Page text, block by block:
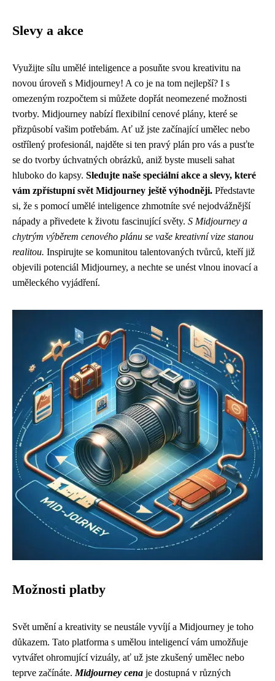
Slevy a akce
Využijte sílu umělé inteligence a posuňte svou kreativitu na
novou úroveň s Midjourney! A co je na tom nejlepší? I s
omezeným rozpočtem si můžete dopřát neomezené možnosti
tvorby. Midjourney nabízí flexibilní cenové plány, které se
přizpůsobí vašim potřebám. Ať už jste začínající umělec nebo
ostřílený profesionál, najděte si ten pravý plán pro vás a pusťte
se do tvorby úchvatných obrázků, aniž byste museli sahat
hluboko do kapsy. Sledujte naše speciální akce a slevy, které
vám zpřístupní svět Midjourney ještě výhodněji. Představte
si, že s pomocí umělé inteligence zhmotníte své nejodvážnější
nápady a přivedete k životu fascinující světy. S Midjourney a
chytrým výběrem cenového plánu se vaše kreativní vize stanou
realitou. Inspirujte se komunitou talentovaných tvůrců, kteří již
objevili potenciál Midjourney, a nechte se unést vlnou inovací a
uměleckého vyjádření.
Možnosti platby
Svět umění a kreativity se neustále vyvíjí a Midjourney je toho
důkazem. Tato platforma s umělou inteligencí vám umožňuje
vytvářet ohromující vizuály, ať už jste zkušený umělec nebo
teprve začínáte. Midjourney cena je dostupná v různých